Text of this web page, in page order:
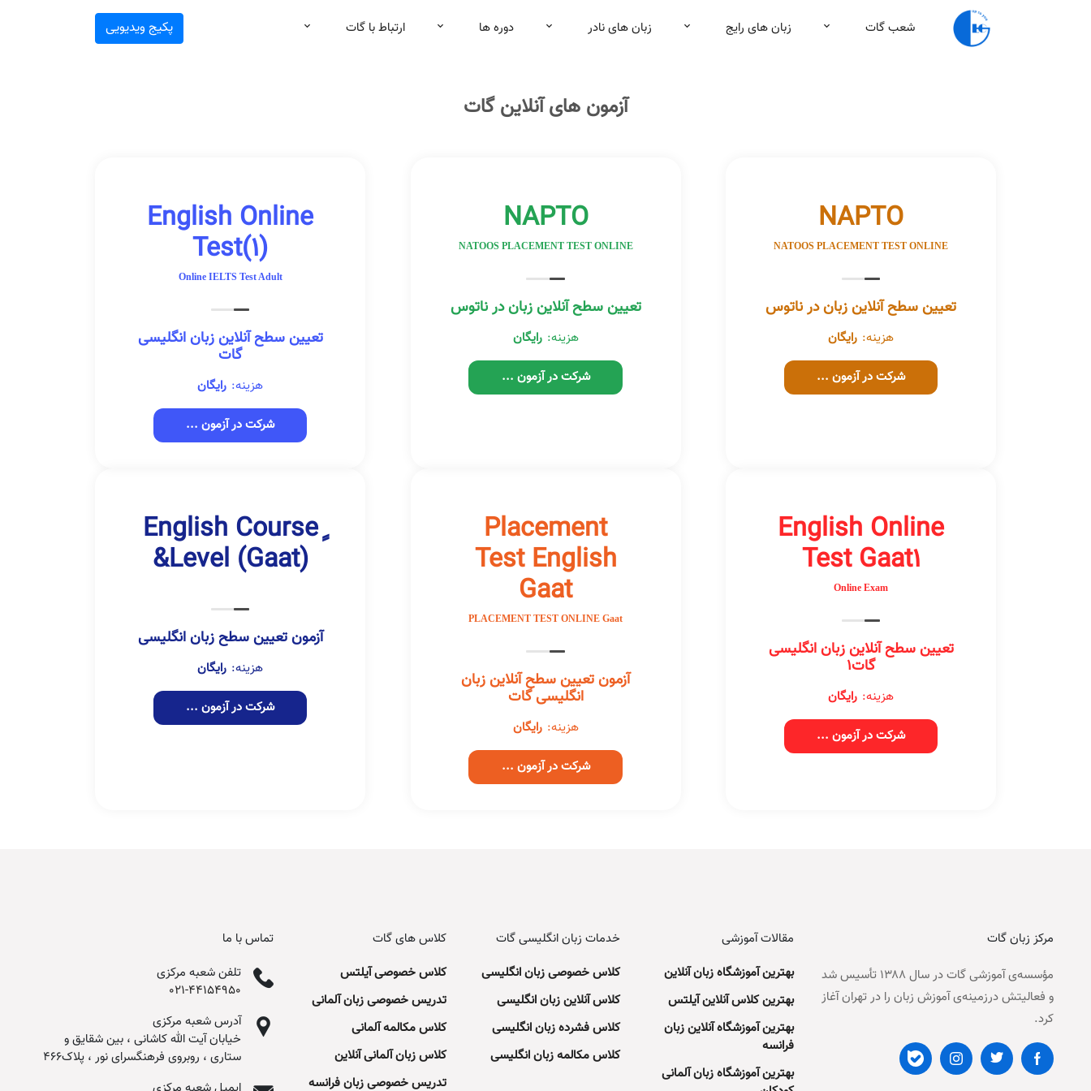
شعب گات زبان های رایج زبان های نادر دوره ها ارتباط با گات پکیج ویدیویی
آزمون های آنلاین گات
NAPTO
NATOOS PLACEMENT TEST ONLINE
تعیین سطح آنلاین زبان در ناتوس
هزینه: رایگان
شرکت در آزمون ...
NAPTO
NATOOS PLACEMENT TEST ONLINE
تعیین سطح آنلاین زبان در ناتوس
هزینه: رایگان
شرکت در آزمون ...
English Online
Test(1)
Online IELTS Test Adult
تعیین سطح آنلاین زبان انگلیسی
گات
هزینه: رایگان
شرکت در آزمون ...
English Online
Test Gaat1
Online Exam
تعیین سطح آنلاین زبان انگلیسی
گات1
هزینه: رایگان
شرکت در آزمون ...
Placement
Test English
Gaat
PLACEMENT TEST ONLINE Gaat
آزمون تعیین سطح آنلاین زبان
انگلیسی گات
هزینه: رایگان
شرکت در آزمون ...
ٍEnglish Course
&Level (Gaat)
آزمون تعیین سطح زبان انگلیسی
هزینه: رایگان
شرکت در آزمون ...
مرکز زبان گات
مؤسسه‌ی آموزشی گات در سال ۱۳۸۸ تأسیس شد
و فعالیتش درزمینه‌ی آموزش زبان را در تهران آغاز
کرد.
مقالات آموزشی
بهترین آموزشگاه زبان آنلاین
بهترین کلاس آنلاین آیلتس
بهترین آموزشگاه آنلاین زبان
فرانسه
بهترین آموزشگاه زبان آلمانی
خدمات زبان انگلیسی گات
کلاس خصوصی زبان انگلیسی
کلاس آنلاین زبان انگلیسی
کلاس فشرده زبان انگلیسی
کلاس مکالمه زبان انگلیسی
کلاس های گات
کلاس خصوصی آیلتس
تدریس خصوصی زبان آلمانی
کلاس مکالمه آلمانی
کلاس زبان آلمانی آنلاین
تدریس خصوصی زبان فرانسه
تماس با ما
تلفن شعبه مرکزی
021-44154950
آدرس شعبه مرکزی
خیابان آیت الله کاشانی ، بین شقایق و
ستاری ، روبروی فرهنگسرای نور ، پلاک466